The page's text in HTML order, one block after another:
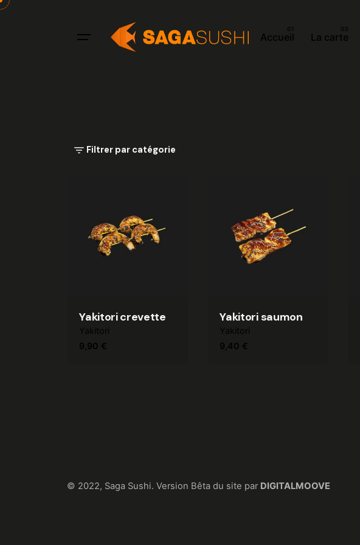
Aller
Accueil La carte
Filtrer par catégorie
Yakitori crevette
Yakitori
9,90 €
Yakitori saumon
Yakitori
9,40 €
© 2022, Saga Sushi. Version Bêta du site par DIGITALMOOVE